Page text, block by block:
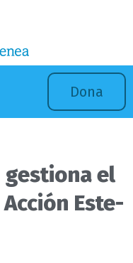
Dona
gestiona el
Este-